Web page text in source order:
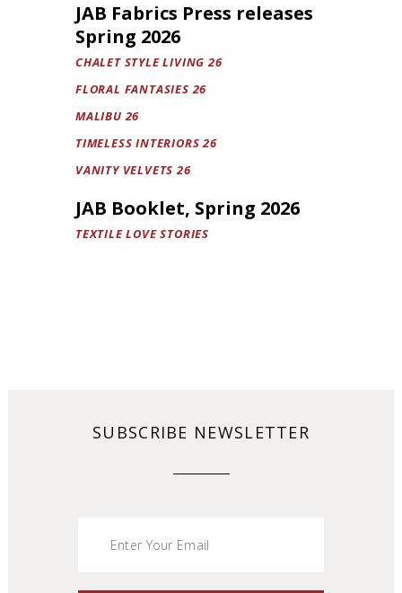
JAB Fabrics Press releases
Spring 2026
CHALET STYLE LIVING 26
FLORAL FANTASIES 26
MALIBU 26
TIMELESS INTERIORS 26
VANITY VELVETS 26
JAB Booklet, Spring 2026
TEXTILE LOVE STORIES
SUBSCRIBE NEWSLETTER